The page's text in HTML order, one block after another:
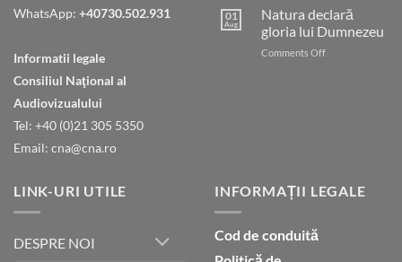
WhatsApp: +40730.502.931
Informatii legale
Consiliul Naţional al
Audiovizualului
Tel: +40 (0)21 305 5350
Email: cna@cna.ro
nostru
ești
în
01
Aug
Natura declară
gloria lui Dumnezeu
Comments Offon
LINK-URI UTILE
DESPRE NOI
INFORMAȚII LEGALE
Cod de conduită